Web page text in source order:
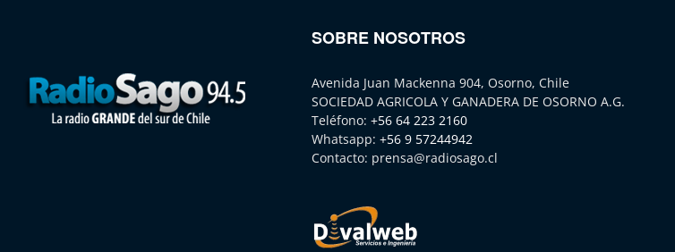
SOBRE NOSOTROS
Avenida Juan Mackenna 904, Osorno, Chile
SOCIEDAD AGRICOLA Y GANADERA DE OSORNO A.G.
Teléfono: +56 64 223 2160
Whatsapp: +56 9 57244942
Contacto: prensa@radiosago.cl